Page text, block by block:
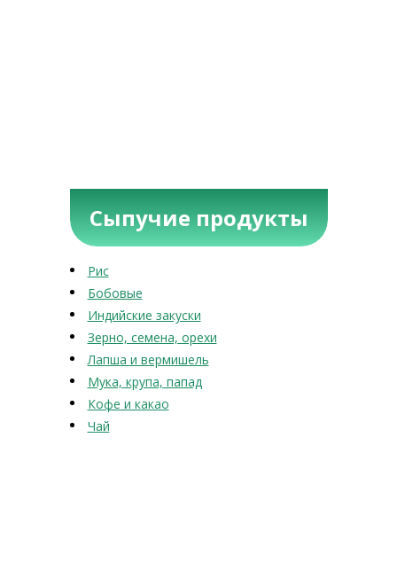
Сыпучие продукты
Рис
Бобовые
Индийские закуски
Зерно, семена, орехи
Лапша и вермишель
Мука, крупа, папад
Кофе и какао
Чай